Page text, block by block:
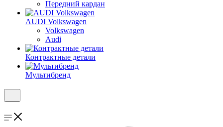
Передний кардан
AUDI Volkswagen
Volkswagen
Audi
Контрактные детали
Мультибренд